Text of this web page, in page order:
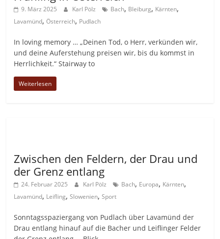
9. März 2025 Karl Pölz Bach, Bleiburg, Kärnten,
Lavamünd,Österreich, Pudlach
In loving memory … „Deinen Tod, o Herr, verkünden wir,
und deine Auferstehung preisen wir, bis du kommst in
Herrlichkeit.“ Stairway to
Weiterlesen
Zwischen den Feldern, der Drau und
der Grenz entlang
24. Februar 2025 Karl Pölz Bach, Europa, Kärnten,
Lavamünd, Leifling,Slowenien,Sport
Sonntagsspaziergang von Pudlach über Lavamünd der
Drau entlang hinauf auf die Bacher und Leiflinger Felder